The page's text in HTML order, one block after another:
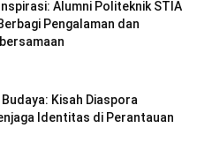
Alumni Politeknik STIA
Pengalaman dan
Kisah Diaspora
Identitas di Perantauan